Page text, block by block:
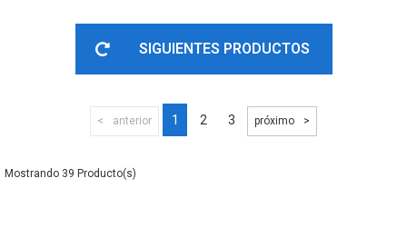
SIGUIENTES PRODUCTOS
anterior 1 2 3 próximo
39